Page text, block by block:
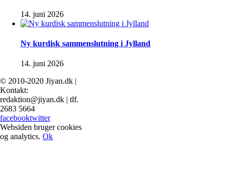
14. juni 2026
Ny kurdisk sammenslutning i Jylland
14. juni 2026
© 2010-2020 Jiyan.dk |
Kontakt:
redaktion@jiyan.dk | tlf.
2683 5664
facebooktwitter
Websiden bruger cookies
og analytics. Ok